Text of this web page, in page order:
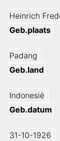
Heinrich
Geb.plaats
Padang
Geb.land
Indonesië
Geb.datum
31-10-1926